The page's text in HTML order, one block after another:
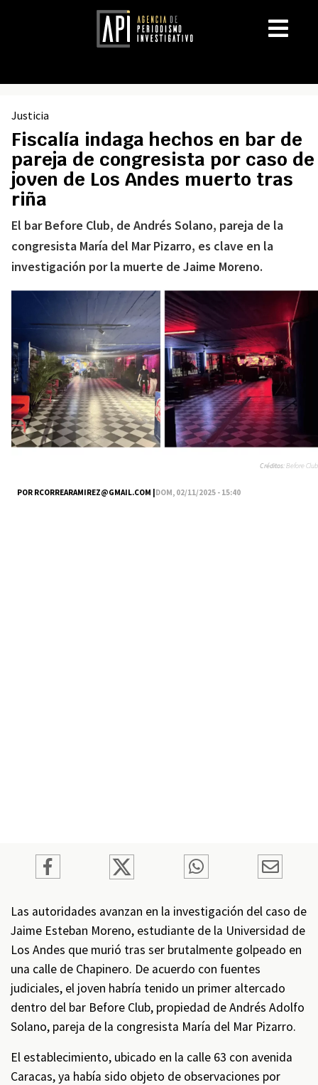
Justicia
Fiscalía indaga hechos en bar de
pareja de congresista por caso de
joven de Los Andes muerto tras
riña
El bar Before Club, de Andrés Solano, pareja de la
congresista María del Mar Pizarro, es clave en la
investigación por la muerte de Jaime Moreno.
POR RCORREARAMIREZ@GMAIL.COM |DOM, 02/11/2025 - 15:40
Créditos:Before Club
Las autoridades avanzan en la investigación del caso de
Jaime Esteban Moreno, estudiante de la Universidad de
Los Andes que murió tras ser brutalmente golpeado en
una calle de Chapinero. De acuerdo con fuentes
judiciales, el joven habría tenido un primer altercado
dentro del bar Before Club, propiedad de Andrés Adolfo
Solano, pareja de la congresista María del Mar Pizarro.
El establecimiento, ubicado en la calle 63 con avenida
Caracas, ya había sido objeto de observaciones por